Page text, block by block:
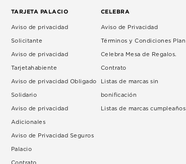
TARJETA PALACIO
Aviso de privacidad
Solicitante
Aviso de privacidad
Tarjetahabiente
Aviso de privacidad Obligado
Solidario
Aviso de privacidad
Adicionales
Aviso de Privacidad Seguros
Palacio
Contrato
CELEBRA
Aviso de Privacidad
Términos y Condiciones Plan
Celebra Mesa de Regalos.
Contrato
Listas de marcas sin
bonificación
Listas de marcas cumpleaños